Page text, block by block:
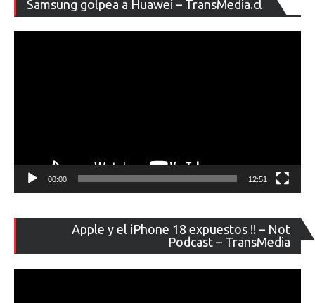
Samsung golpea a Huawei – TransMedia.cl
de
00:00 12:51
Apple y el iPhone 18 expuestos !! – Not
Podcast – TransMedia
de